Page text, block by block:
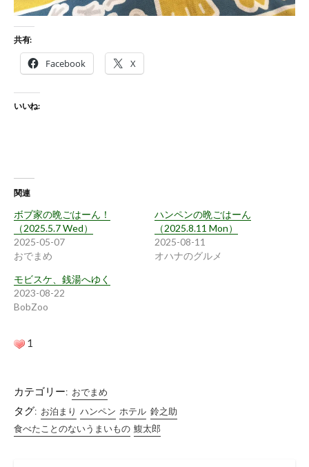
共有:
Facebook X
いいね:
関連
ボブ家の晩ごはーん！
（2025.5.7 Wed）
2025-05-07
おでまめ
ハンペンの晩ごはーん
（2025.8.11 Mon）
2025-08-11
オハナのグルメ
モビスケ、銭湯へゆく
2023-08-22
BobZoo
1
カテゴリー: おでまめ
タグ: お泊まり ハンペン ホテル 鈴之助
食べたことのないうまいもの 鰒太郎